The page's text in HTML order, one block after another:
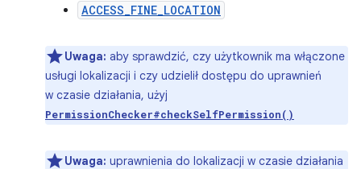
ACCESS_FINE_LOCATION
Uwaga: aby sprawdzić, czy użytkownik ma włączone
usługi lokalizacji i czy udzielił dostępu do uprawnień
w czasie działania, użyj
PermissionChecker#checkSelfPermission()
Uwaga: uprawnienia do lokalizacji w czasie działania